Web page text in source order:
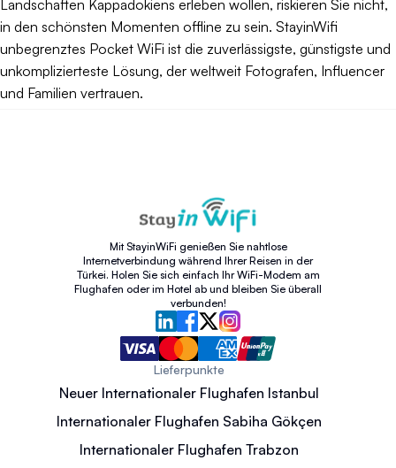
Landschaften Kappadokiens erleben wollen, riskieren Sie nicht,
in den schönsten Momenten offline zu sein. StayinWifi
unbegrenztes Pocket WiFi ist die zuverlässigste, günstigste und
unkomplizierteste Lösung, der weltweit Fotografen, Influencer
und Familien vertrauen.
Mit StayinWiFi genießen Sie nahtlose
Internetverbindung während Ihrer Reisen in der
Türkei. Holen Sie sich einfach Ihr WiFi-Modem am
Flughafen oder im Hotel ab und bleiben Sie überall
verbunden!
Lieferpunkte
Neuer Internationaler Flughafen Istanbul
Internationaler Flughafen Sabiha Gökçen
Internationaler Flughafen Trabzon